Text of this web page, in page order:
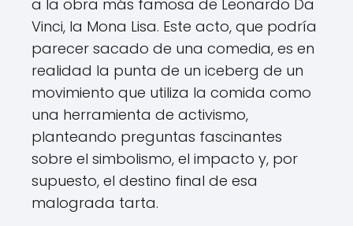
a la obra más famosa de Leonardo Da
Vinci, la Mona Lisa. Este acto, que podría
parecer sacado de una comedia, es en
realidad la punta de un iceberg de un
movimiento que utiliza la comida como
una herramienta de activismo,
planteando preguntas fascinantes
sobre el simbolismo, el impacto y, por
supuesto, el destino final de esa
malograda tarta.